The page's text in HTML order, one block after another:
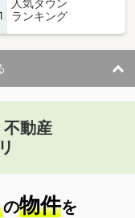
人気タウン
ランキング
動産
の物件を